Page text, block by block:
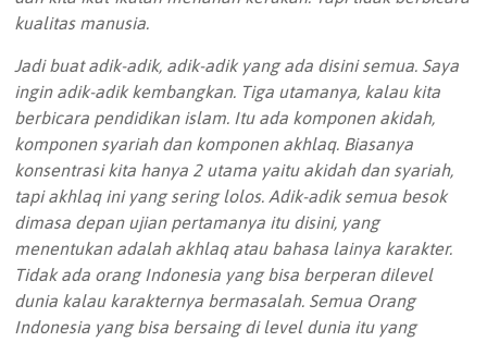
kualitas manusia.
Jadi buat adik-adik, adik-adik yang ada disini semua. Saya
ingin adik-adik kembangkan. Tiga utamanya, kalau kita
berbicara pendidikan islam. Itu ada komponen akidah,
komponen syariah dan komponen akhlaq. Biasanya
konsentrasi kita hanya 2 utama yaitu akidah dan syariah,
tapi akhlaq ini yang sering lolos. Adik-adik semua besok
dimasa depan ujian pertamanya itu disini, yang
menentukan adalah akhlaq atau bahasa lainya karakter.
Tidak ada orang Indonesia yang bisa berperan dilevel
dunia kalau karakternya bermasalah. Semua Orang
Indonesia yang bisa bersaing di level dunia itu yang